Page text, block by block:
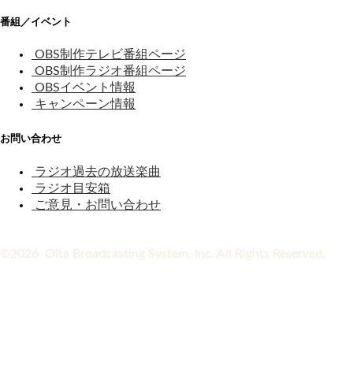
番組／イベント
OBS制作テレビ番組ページ
OBS制作ラジオ番組ページ
OBSイベント情報
キャンペーン情報
お問い合わせ
ラジオ過去の放送楽曲
ラジオ目安箱
ご意見・お問い合わせ
©2026 Oita Broadcasting System, Inc. All Rights Reserved.